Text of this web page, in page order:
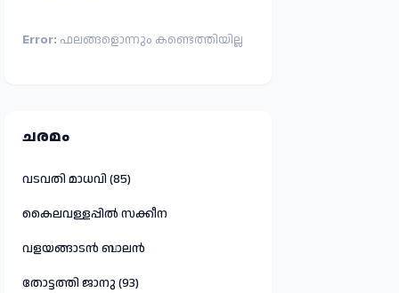
Error: ഫലങ്ങളൊന്നും കണ്ടെത്തിയില്ല
ചരമം
വടവതി മാധവി (85)
കൈലവള്ളപ്പിൽ സക്കീന
വളയങ്ങാടൻ ബാലൻ
തോട്ടത്തി ജാനു (93)